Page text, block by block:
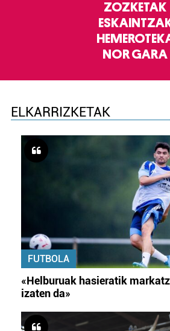
ZOZKETAK
NOR GARA
ELKARRIZKETAK
FUTBOLA
«Helburuak hasieratik
izaten da»